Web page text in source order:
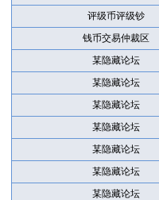
评级币评级钞
钱币交易仲裁区
某隐藏论坛
某隐藏论坛
某隐藏论坛
某隐藏论坛
某隐藏论坛
某隐藏论坛
某隐藏论坛